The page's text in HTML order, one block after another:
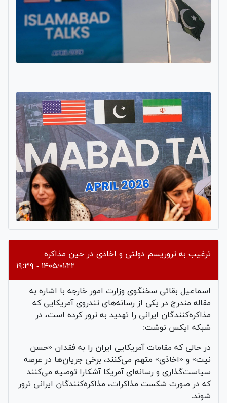
ترغیب به تروریسم دولتی و اخاذی در حین مذاکره
۱۴۰۵/۰۱/۲۲ - ۱۹:۳۹
اسماعیل بقائی سخنگوی وزارت امور خارجه با اشاره به
مقاله مندرج در یکی از رسانه‌های تندروی آمریکایی که
مذاکره‌کنندگان ایرانی را تهدید به ترور کرده است، در
شبکه ایکس نوشت:
در حالی که مقامات آمریکایی ایران را به فقدان «حسن
نیت» و «اخاذی» متهم می‌کنند، برخی جریان‌ها در عرصه
سیاست‌گذاری و رسانه‌ای آمریکا آشکارا توصیه می‌کنند
که در صورت شکست مذاکرات، مذاکره‌کنندگان ایرانی ترور
شوند.